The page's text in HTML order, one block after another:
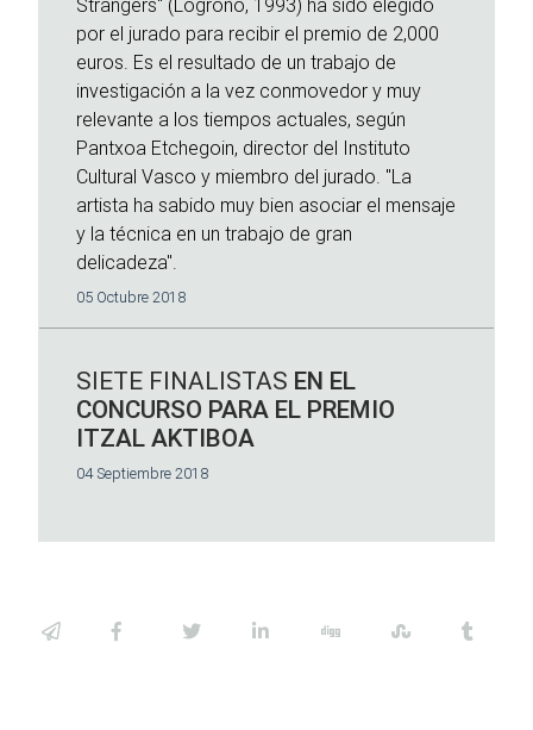
Strangers" (Logroño, 1993) ha sido elegido
por el jurado para recibir el premio de 2,000
euros. Es el resultado de un trabajo de
investigación a la vez conmovedor y muy
relevante a los tiempos actuales, según
Pantxoa Etchegoin, director del Instituto
Cultural Vasco y miembro del jurado. "La
artista ha sabido muy bien asociar el mensaje
y la técnica en un trabajo de gran
delicadeza".
05 Octubre 2018
SIETE FINALISTAS EN EL
CONCURSO PARA EL PREMIO
ITZAL AKTIBOA
04 Septiembre 2018